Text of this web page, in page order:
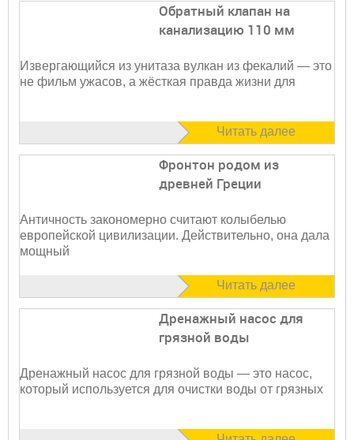
Обратный клапан на
канализацию 110 мм
Извергающийся из унитаза вулкан из фекалий — это
не фильм ужасов, а жёсткая правда жизни для
Читать далее
Фронтон родом из
древней Греции
Античность закономерно считают колыбелью
европейской цивилизации. Действительно, она дала
мощный
Читать далее
Дренажный насос для
грязной воды
Дренажный насос для грязной воды — это насос,
который используется для очистки воды от грязных